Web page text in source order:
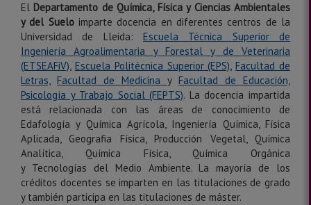
El Departamento de Química, Física y Ciencias Ambientales
y del Sueloimparte docencia en diferentes centros de la
Universidad de Lleida: Escuela Técnica Superior de
Ingeniería Agroalimentaria yForestalyde Veterinaria
(ETSEAFiV), Escuela Politécnica Superior(EPS),Facultad de
Letras, Facultad de Medicina y Facultad de Educación,
Psicología y Trabajo Social (FEPTS). La docencia impartida
está relacionada con las áreas de conocimiento de
Edafología y Química Agrícola, Ingeniería Química, Física
Aplicada, Geografia Física, Producción Vegetal, Química
Analítica, Química Física, Química Orgánica
y Tecnologías del Medio Ambiente. La mayoría de los
créditos docentes se imparten en las titulaciones de grado
y también participa en las titulaciones de máster.